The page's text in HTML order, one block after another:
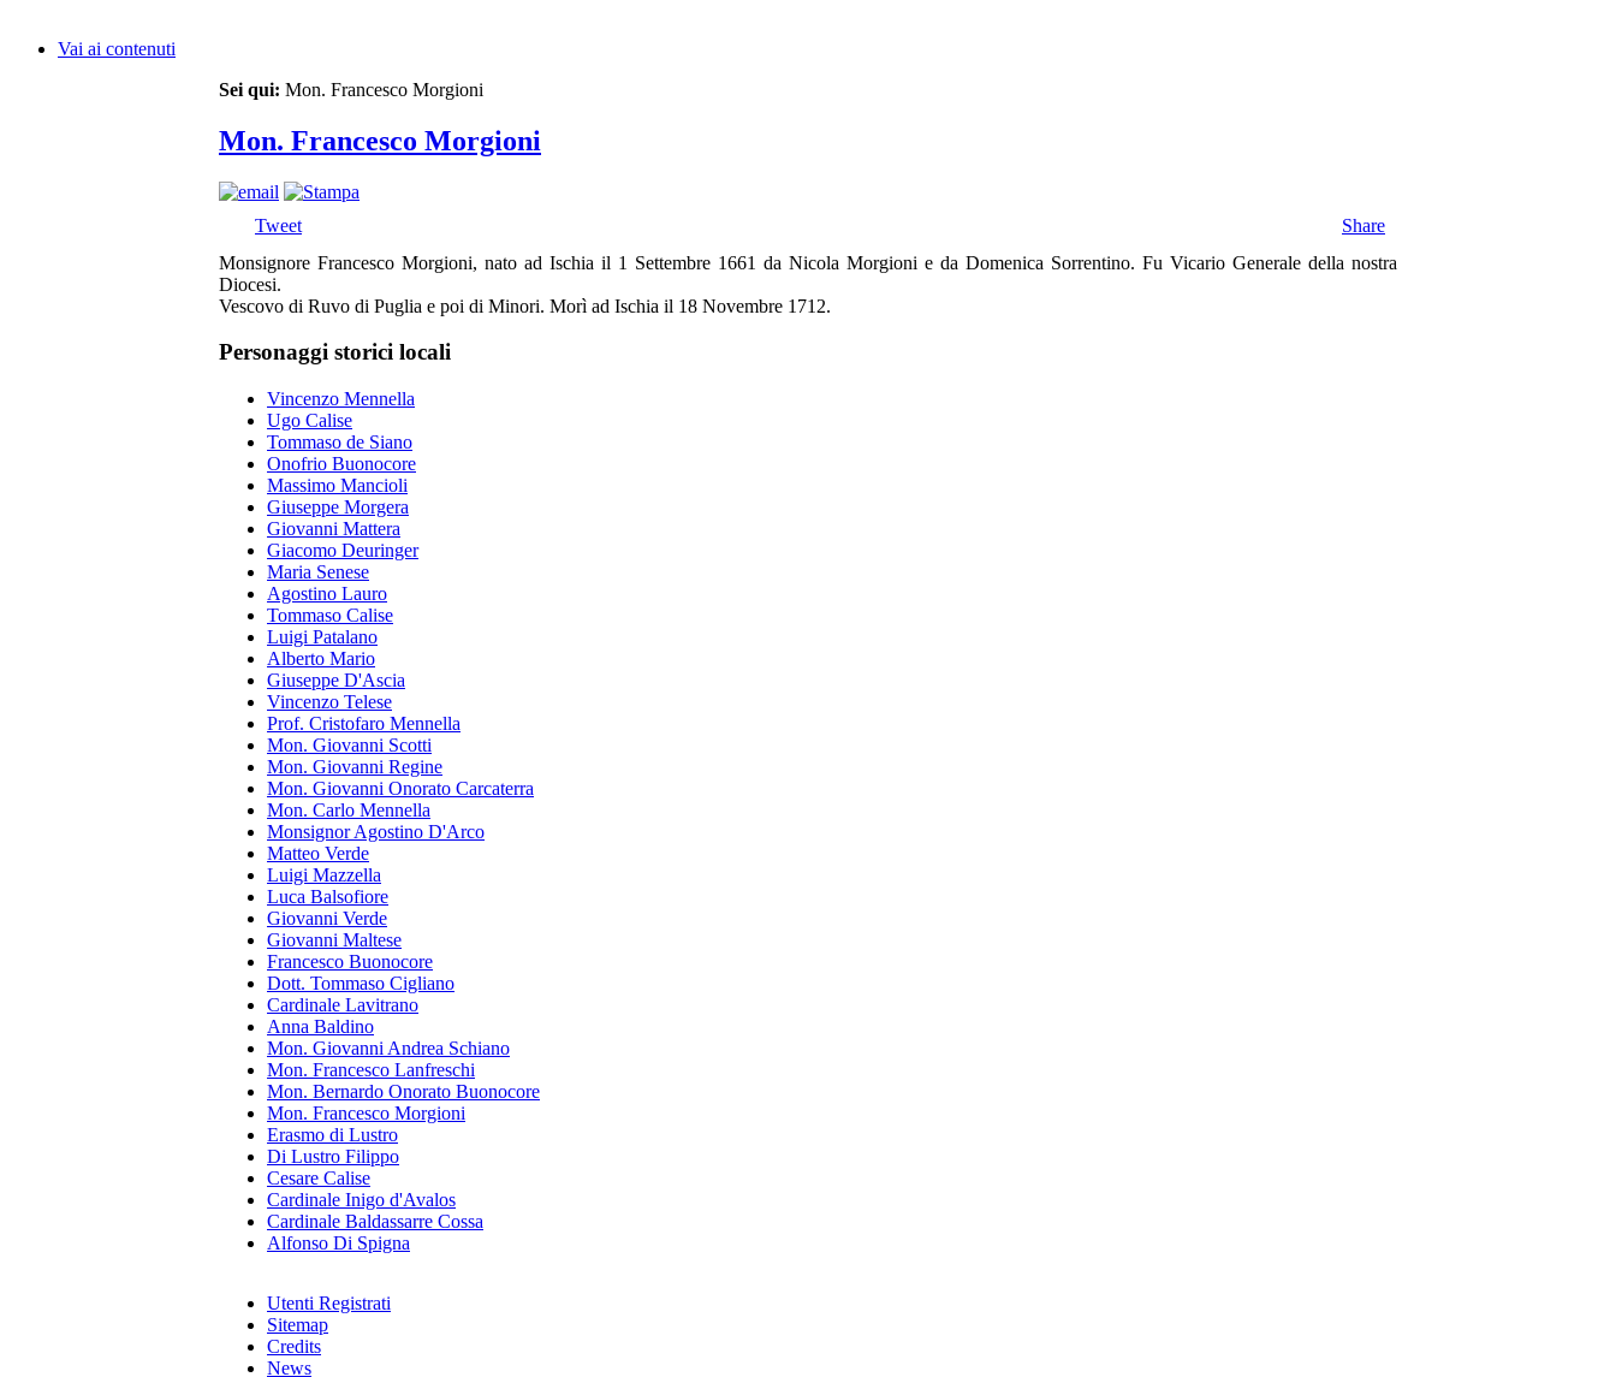
Vai ai contenuti
Sei qui: Mon. Francesco Morgioni
Mon. Francesco Morgioni
Tweet
Share
Monsignore Francesco Morgioni, nato ad Ischia il 1 Settembre 1661 da Nicola Morgioni e da Domenica Sorrentino. Fu Vicario Generale della nostra
Diocesi.
Vescovo di Ruvo di Puglia e poi di Minori. Morì ad Ischia il 18 Novembre 1712.
Personaggi storici locali
Vincenzo Mennella
Ugo Calise
Tommaso de Siano
Onofrio Buonocore
Massimo Mancioli
Giuseppe Morgera
Giovanni Mattera
Giacomo Deuringer
Maria Senese
Agostino Lauro
Tommaso Calise
Luigi Patalano
Alberto Mario
Giuseppe D'Ascia
Vincenzo Telese
Prof. Cristofaro Mennella
Mon. Giovanni Scotti
Mon. Giovanni Regine
Mon. Giovanni Onorato Carcaterra
Mon. Carlo Mennella
Monsignor Agostino D'Arco
Matteo Verde
Luigi Mazzella
Luca Balsofiore
Giovanni Verde
Giovanni Maltese
Francesco Buonocore
Dott. Tommaso Cigliano
Cardinale Lavitrano
Anna Baldino
Mon. Giovanni Andrea Schiano
Mon. Francesco Lanfreschi
Mon. Bernardo Onorato Buonocore
Mon. Francesco Morgioni
Erasmo di Lustro
Di Lustro Filippo
Cesare Calise
Cardinale Inigo d'Avalos
Cardinale Baldassarre Cossa
Alfonso Di Spigna
Utenti Registrati
Sitemap
Credits
News